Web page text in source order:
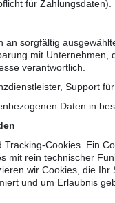
für Zahlungsdaten).
sorgfältig
mit
verantwortlich.
Support
Daten in
Cookies. Ein
mit rein technischer
wir Cookies, die
und um Erlaubnis